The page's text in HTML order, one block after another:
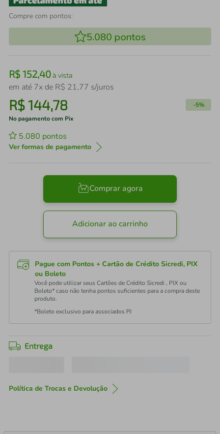
Compre com pontos:
5.080 pontos
R$ 152,40à vista
em até 7x de R$ 21,77 s/juros
R$144,78 -5%
No pagamento com Pix
5.080 pontos
Ver formas de pagamento
Comprar agora
Adicionar ao carrinho
Pague com Pontos + Cartão de Crédito Sicredi, PIX
ou Boleto
Você pode utilizar seus Cartões de Crédito Sicredi , PIX ou
Boleto* caso não tenha pontos suficientes para a compra deste
produto.
*Boleto exclusivo para associados PJ
Entrega
Política de Trocas e Devolução